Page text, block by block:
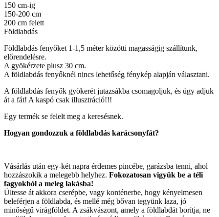
150 cm-ig
150-200 cm
200 cm felett
Földlabdás
Földlabdás fenyőket 1-1,5 méter közötti magasságig szállítunk,
előrendelésre.
A gyökérzete plusz 30 cm.
A földlabdás fenyőknél nincs lehetőség fénykép alapján választani.
A földlabdás fenyők gyökerét jutazsákba csomagoljuk, és úgy adjuk
át a fát! A kaspó csak illusztráció!!!
Egy termék se felelt meg a keresésnek.
Hogyan gondozzuk a földlabdás karácsonyfát?
Vásárlás után egy-két napra érdemes pincébe, garázsba tenni, ahol
hozzászokik a melegebb helyhez. Fokozatosan vigyük be a téli
fagyokból a meleg lakásba!
Ültesse át akkora cserépbe, vagy konténerbe, hogy kényelmesen
beleférjen a földlabda, és mellé még bővan tegyünk laza, jó
minőségű virágföldet. A zsákvászont, amely a földlabdát borítja, ne